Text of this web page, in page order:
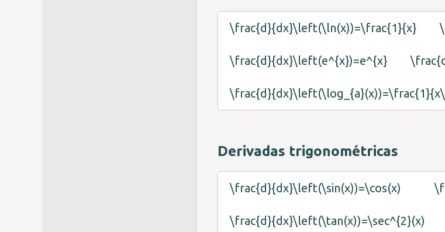
\frac{d}{dx}\left(\ln(x))=\frac{1}{x}
\frac{d}{dx}\left(e^{x})=e^{x}
Derivadas trigonométricas
\frac{d}{dx}\left(\sin(x))=\cos(x)
\frac{d}{dx}\left(\tan(x))=\sec^{2}(x)